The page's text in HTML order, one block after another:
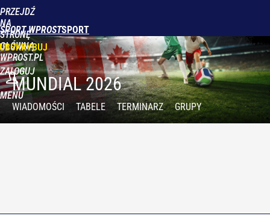
PRZEJDŹ
NA
STRONĘ
GŁÓWNĄ
WPROST.PL
SPORT WPROST
ZALOGUJ
MENU
MUNDIAL 2026
WIADOMOŚCI TABELE TERMINARZ GRUPY